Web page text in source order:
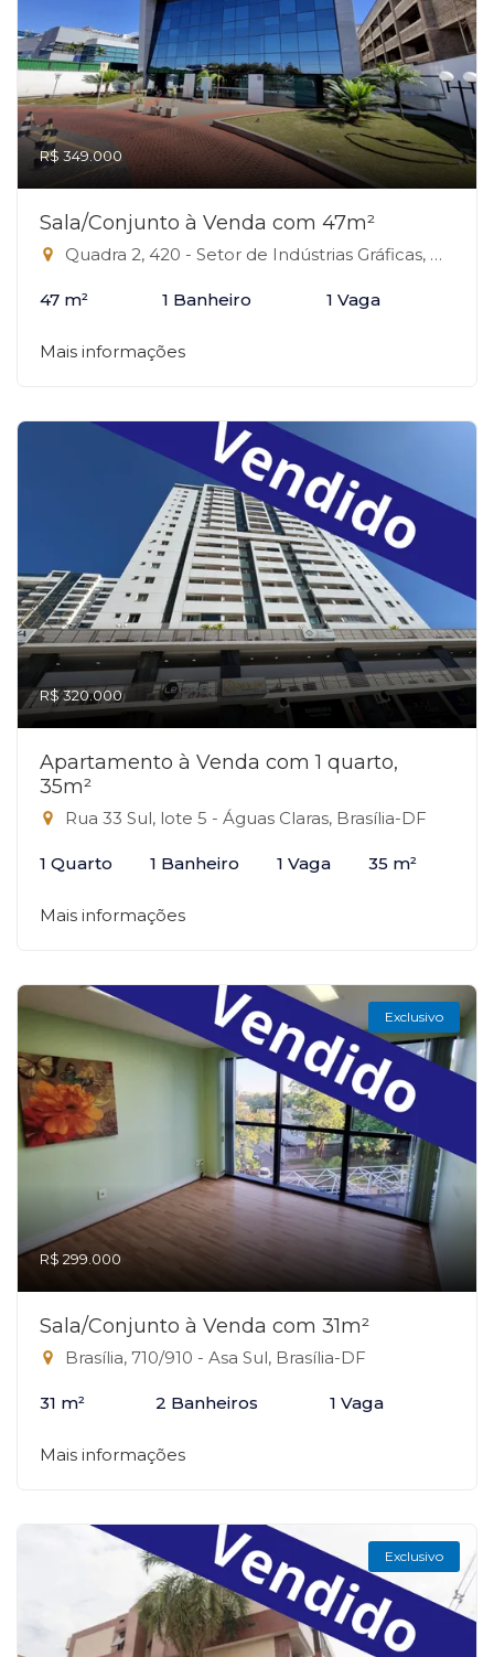
R$ 349.000
Sala/Conjunto à Venda com 47m²
Quadra 2, 420 - Setor de Indústrias Gráficas, Brasília-DF
47 m² 1 Banheiro 1 Vaga
Mais informações
R$ 320.000
Apartamento à Venda com 1 quarto,
35m²
Rua 33 Sul, lote 5 - Águas Claras, Brasília-DF
1 Quarto 1 Banheiro 1 Vaga 35 m²
Mais informações
Exclusivo
R$ 299.000
Sala/Conjunto à Venda com 31m²
Brasília, 710/910 - Asa Sul, Brasília-DF
31 m² 2 Banheiros 1 Vaga
Mais informações
Exclusivo